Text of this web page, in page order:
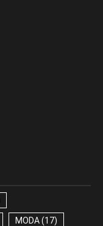
MODA(17)